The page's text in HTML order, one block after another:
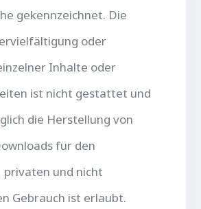
gekennzeichnet. Die
oder
Inhalte oder
ist nicht gestattet und
die Herstellung von
für den
privaten und nicht
Gebrauch ist erlaubt.